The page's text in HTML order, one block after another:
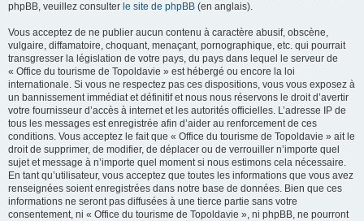
phpBB, veuillez consulter le site de phpBB (en anglais).
Vous acceptez de ne publier aucun contenu à caractère abusif, obscène,
vulgaire, diffamatoire, choquant, menaçant, pornographique, etc. qui pourrait
transgresser la législation de votre pays, du pays dans lequel le serveur de
« Office du tourisme de Topoldavie » est hébergé ou encore la loi
internationale. Si vous ne respectez pas ces dispositions, vous vous exposez à
un bannissement immédiat et définitif et nous nous réservons le droit d’avertir
votre fournisseur d’accès à internet et les autorités officielles. L’adresse IP de
tous les messages est enregistrée afin d’aider au renforcement de ces
conditions. Vous acceptez le fait que « Office du tourisme de Topoldavie » ait le
droit de supprimer, de modifier, de déplacer ou de verrouiller n’importe quel
sujet et message à n’importe quel moment si nous estimons cela nécessaire.
En tant qu’utilisateur, vous acceptez que toutes les informations que vous avez
renseignées soient enregistrées dans notre base de données. Bien que ces
informations ne seront pas diffusées à une tierce partie sans votre
consentement, ni « Office du tourisme de Topoldavie », ni phpBB, ne pourront